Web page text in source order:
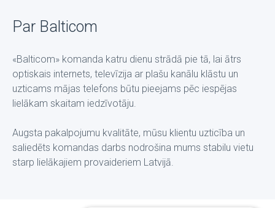
Par Balticom
«Balticom» komanda katru dienu strādā pie tā, lai ātrs
optiskais internets, televīzija ar plašu kanālu klāstu un
uzticams mājas telefons būtu pieejams pēc iespējas
lielākam skaitam iedzīvotāju.
Augsta pakalpojumu kvalitāte, mūsu klientu uzticība un
saliedēts komandas darbs nodrošina mums stabilu vietu
starp lielākajiem provaideriem Latvijā.